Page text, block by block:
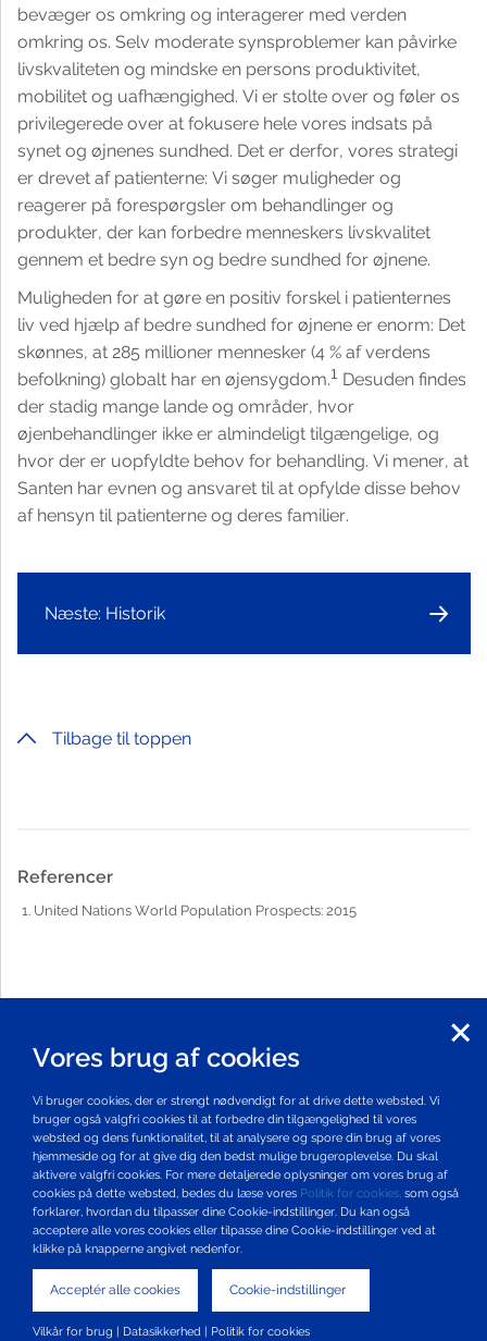
bevæger os omkring og interagerer med verden
omkring os. Selv moderate synsproblemer kan påvirke
livskvaliteten og mindske en persons produktivitet,
mobilitet og uafhængighed. Vi er stolte over og føler os
privilegerede over at fokusere hele vores indsats på
synet og øjnenes sundhed. Det er derfor, vores strategi
er drevet af patienterne: Vi søger muligheder og
reagerer på forespørgsler om behandlinger og
produkter, der kan forbedre menneskers livskvalitet
gennem et bedre syn og bedre sundhed for øjnene.
Muligheden for at gøre en positiv forskel i patienternes
liv ved hjælp af bedre sundhed for øjnene er enorm: Det
skønnes, at 285 millioner mennesker (4 % af verdens
befolkning) globalt har en øjensygdom.1 Desuden findes
der stadig mange lande og områder, hvor
øjenbehandlinger ikke er almindeligt tilgængelige, og
hvor der er uopfyldte behov for behandling. Vi mener, at
Santen har evnen og ansvaret til at opfylde disse behov
af hensyn til patienterne og deres familier.
Næste: Historik
Tilbage til toppen
Referencer
United Nations World Population Prospects: 2015
Vores brug af cookies
Vi bruger cookies, der er strengt nødvendigt for at drive dette websted. Vi
bruger også valgfri cookies til at forbedre din tilgængelighed til vores
websted og dens funktionalitet, til at analysere og spore din brug af vores
hjemmeside og for at give dig den bedst mulige brugeroplevelse. Du skal
aktivere valgfri cookies. For mere detaljerede oplysninger om vores brug af
cookies på dette websted, bedes du læse vores Politik for cookies, som også
forklarer, hvordan du tilpasser dine Cookie-indstillinger. Du kan også
acceptere alle vores cookies eller tilpasse dine Cookie-indstillinger ved at
klikke på knapperne angivet nedenfor.
Acceptér alle cookies Cookie-indstillinger
Vilkår for brug | Datasikkerhed | Politik for cookies